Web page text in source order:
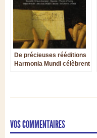
De précieuses rééditions
Harmonia Mundi célèbrent
VOS COMMENTAIRES